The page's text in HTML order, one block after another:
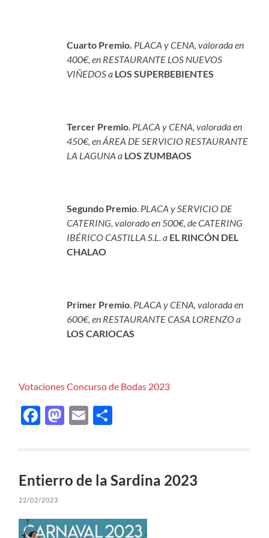
Cuarto Premio. PLACA y CENA, valorada en
400€, en RESTAURANTE LOS NUEVOS
VIÑEDOS a LOS SUPERBEBIENTES
Tercer Premio. PLACA y CENA, valorada en
450€, en ÁREA DE SERVICIO RESTAURANTE
LA LAGUNA a LOS ZUMBAOS
Segundo Premio. PLACA y SERVICIO DE
CATERING, valorado en 500€, de CATERING
IBÉRICO CASTILLA S.L. a EL RINCÓN DEL
CHALAO
Primer Premio. PLACA y CENA, valorada en
600€, en RESTAURANTE CASA LORENZO a
LOS CARIOCAS
Votaciones Concurso de Bodas 2023
Facebook
Mastodon
Email
Entierro de la Sardina 2023
22/02/2023